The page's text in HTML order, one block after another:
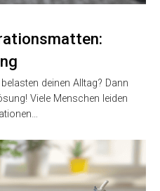
deinen Alltag? Dann
Viele Menschen leiden